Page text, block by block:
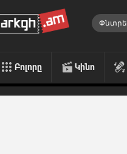
Բոլորը Կինո